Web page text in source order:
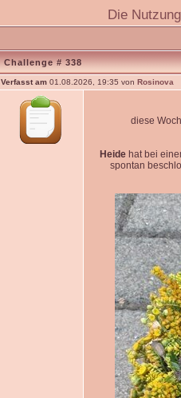
Die
Challenge # 338
Verfasst am01.08.2026, 19:35 von Rosinova
diese
Heide hat bei
spontan